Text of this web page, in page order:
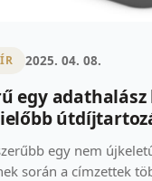
2025. 04. 08.
egy
egy nem
során a címzettek